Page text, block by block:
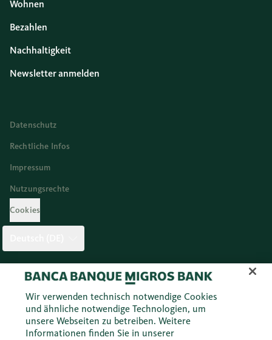
Wohnen
Bezahlen
Nachhaltigkeit
Newsletter anmelden
Datenschutz
Rechtliche Infos
Impressum
Nutzungsrechte
Cookies
Twitter Facebook Blog Instagram Youtube
© 2026 Migros Bank AG
Wir verwenden technisch notwendige Cookies
und ähnliche notwendige Technologien, um
unsere Webseiten zu betreiben. Weitere
Informationen finden Sie in unserer